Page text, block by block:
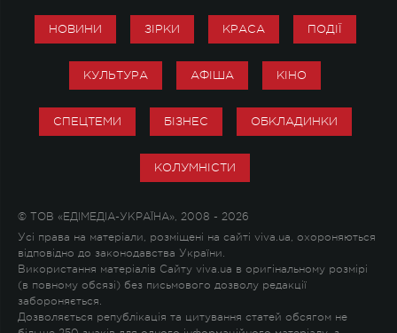
НОВИНИ ЗІРКИ КРАСА ПОДІЇ
КУЛЬТУРА АФІША КІНО
СПЕЦТЕМИ БІЗНЕС ОБКЛАДИНКИ
КОЛУМНІСТИ
© ТОВ «ЕДІМЕДІА-УКРАЇНА», 2008 - 2026
Усі права на матеріали, розміщені на сайті viva.ua, охороняються
відповідно до законодавства України.
Використання матеріалів Сайту viva.ua в оригінальному розмірі
(в повному обсязі) без письмового дозволу редакції
забороняється.
Дозволяється републікація та цитування статей обсягом не